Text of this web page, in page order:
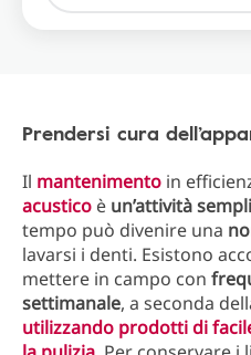
Prendersi cura
Il mantenimento in
acustico è un’attività
tempo può divenire una
lavarsi i denti. Esistono
mettere in campo con
settimanale, a seconda
utilizzando prodotti di